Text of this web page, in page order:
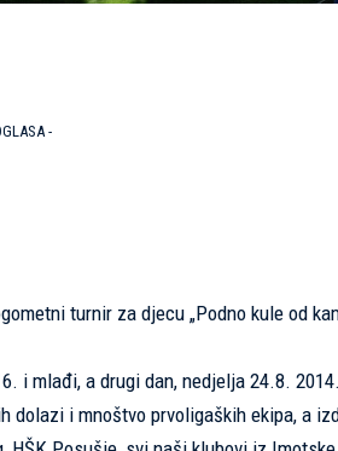
-
turnir za djecu „Podno kule od
i mlađi, a drugi dan, nedjelja 24.8.
i mnoštvo prvoligaških ekipa, a